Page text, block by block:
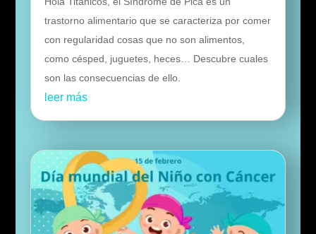
trastorno alimentario que se caracteriza por comer
con regularidad cosas que no son alimentos,
como césped, juguetes, heces… Descubre cuales
son las consecuencias de ello.
leer más